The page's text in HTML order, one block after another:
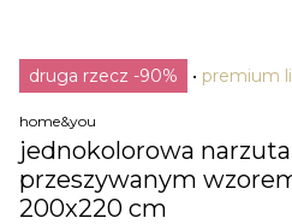
druga rzecz -90% premium
home&you
jednokolorowa narzuta
przeszywanym
200x220 cm